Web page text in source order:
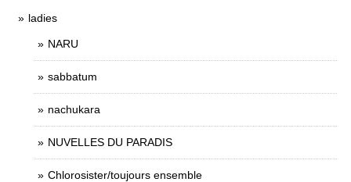
ladies
NARU
sabbatum
nachukara
NUVELLES DU PARADIS
Chlorosister/toujours ensemble